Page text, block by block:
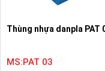
Thùng nhựa danpla PAT
MS:PAT 03